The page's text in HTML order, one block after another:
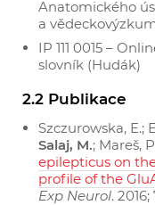
Anatomického
a
IP 111 0015 –
slovník (Hudák)
2.2 Publikace
Szczurowska, E.;
Salaj, M.; Mareš,
epilepticus on
profile of the
Exp Neurol.